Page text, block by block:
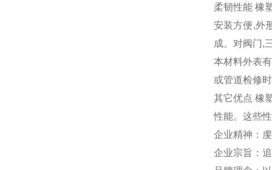
柔韧性能 橡
安装方便,外
成。对阀门,
本材料外表
或管道检修
其它优点 橡
性能。这些
企业精神：
企业宗旨：